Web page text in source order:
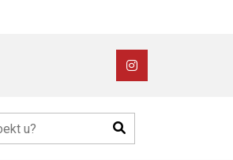
Bezoek
Instagram
Zoeken